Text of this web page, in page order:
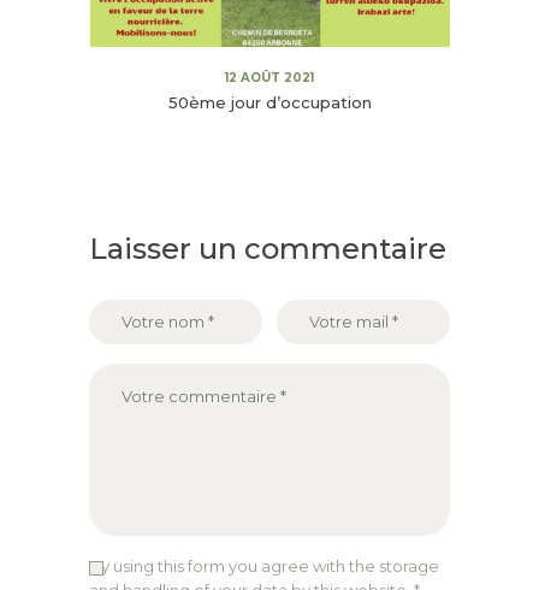
12 AOÛT 2021
50ème jour d’occupation
Laisser un commentaire
By using this form you agree with the storage